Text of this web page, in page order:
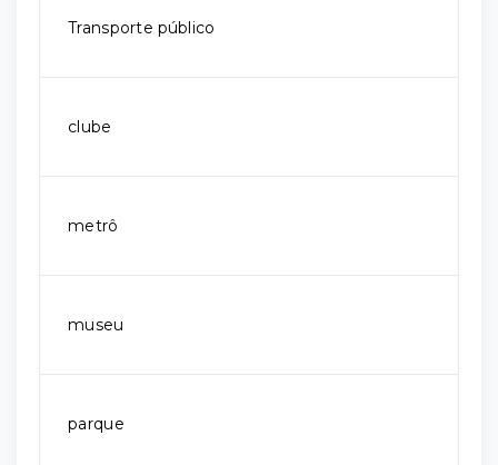
Transporte público
clube
metrô
museu
parque